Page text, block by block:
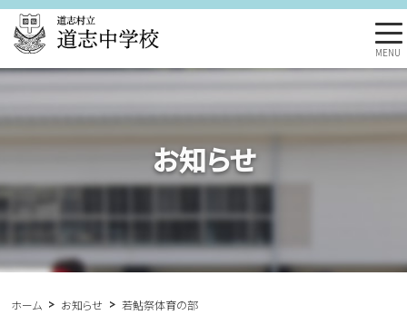
MENU
お知らせ
ホーム お知らせ 若鮎祭体育の部